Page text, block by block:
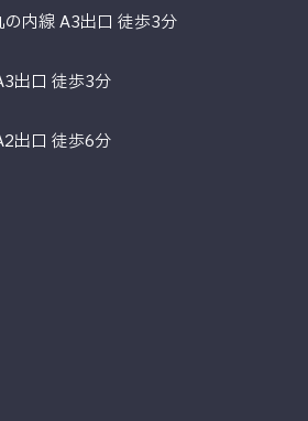
内線 A3出口 徒歩3分
出口 徒歩3分
出口 徒歩6分